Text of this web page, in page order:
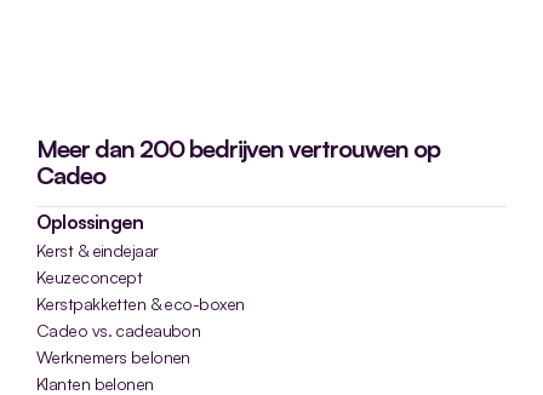
Meer dan 200 bedrijven vertrouwen op
Cadeo
Oplossingen
Kerst & eindejaar
Keuzeconcept
Kerstpakketten & eco-boxen
Cadeo vs. cadeaubon
Werknemers belonen
Klanten belonen